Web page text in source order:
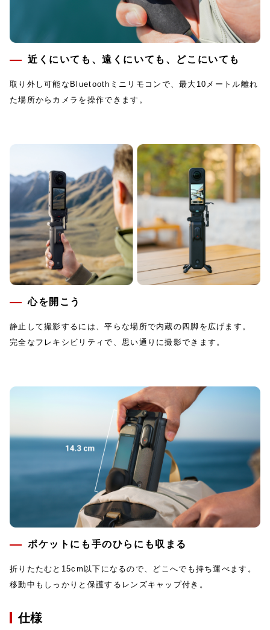
近くにいても、遠くにいても、どこにいても
取り外し可能なBluetoothミニリモコンで、最大10メートル離れ
た場所からカメラを操作できます。
心を開こう
静止して撮影するには、平らな場所で内蔵の四脚を広げます。
完全なフレキシビリティで、思い通りに撮影できます。
ポケットにも手のひらにも収まる
折りたたむと15cm以下になるので、どこへでも持ち運べます。
移動中もしっかりと保護するレンズキャップ付き。
仕様